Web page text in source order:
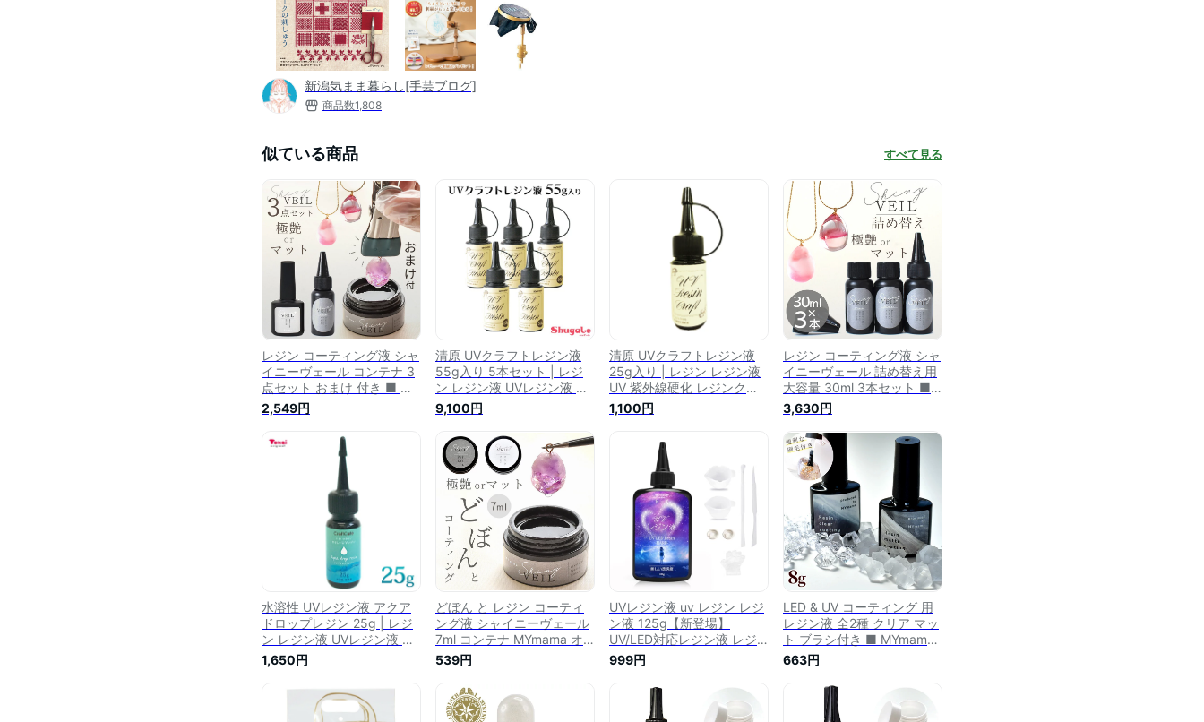
新潟気まま暮らし[手芸ブログ]
商品数1,808
似ている商品 すべて見る
レジン コーティング液 シャ
イニーヴェール コンテナ 3
点セット おまけ 付き ■ ど
ぼん と コーティング
MYmama オリジナル コー
ティング用レジン液 スーパ
ーシャイニーコート コーテ
ィング剤 UV LED レジン液
コート剤 トップコート 補強
人気 ハンドメイド 手芸 myr
2,549円
清原 UVクラフトレジン液
55g入り 5本セット | レジ
ン レジン液 UVレジン液 紫
外線硬化 レジンクラフト ハ
ンドメイド アクセサリー セ
ット まとめ買い
9,100円
清原 UVクラフトレジン液
25g入り | レジン レジン液
UV 紫外線硬化 レジンクラ
フト ハンドメイド アクセサ
リー
1,100円
レジン コーティング液 シャ
イニーヴェール 詰め替え用
大容量 30ml 3本セット ■
どぼん と コーティング
MYmama オリジナル コー
ティング用レジン液 スーパ
ーシャイニーコート UV
LED レジン液 トップコート
補強 人気 ハンドメイド 手
芸 myr ■
3,630円
水溶性 UVレジン液 アクア
ドロップレジン 25g | レジ
ン レジン液 UVレジン液 紫
外線硬化 低臭気 レジンクラ
フト ハンドメイド アクセサ
1,650円
どぼん と レジン コーティ
ング液 シャイニーヴェール
7ml コンテナ MYmama オ
リジナル ■ クリア マット
コーティング どぼん液 ドボ
ン液 スーパーシャイニーコ
ート コーティング剤 UV
539円
UVレジン液 uv レジン レジ
ン液 125g【新登場】
UV/LED対応レジン液 レジ
ン道具セット 大容量 高い透
明 ハードタイプ成形 DIY手
作り急速に硬化 装飾&置物
レジン道具 調色パレット
999円
LED & UV コーティング 用
レジン液 全2種 クリア マッ
ト ブラシ付き ■ MYmama
コーティング液 トップコー
ト コート剤 ツヤ出し UVレ
ジン レジン モールド uv led
樹脂 クラフト アクセサリー
663円